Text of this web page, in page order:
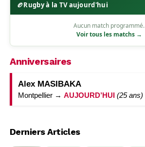
🏉Rugby à la TV aujourd'hui
Aucun match programmé.
Voir tous les matchs →
Anniversaires
Alex MASIBAKA
Montpellier → AUJOURD’HUI (25 ans)
Derniers Articles